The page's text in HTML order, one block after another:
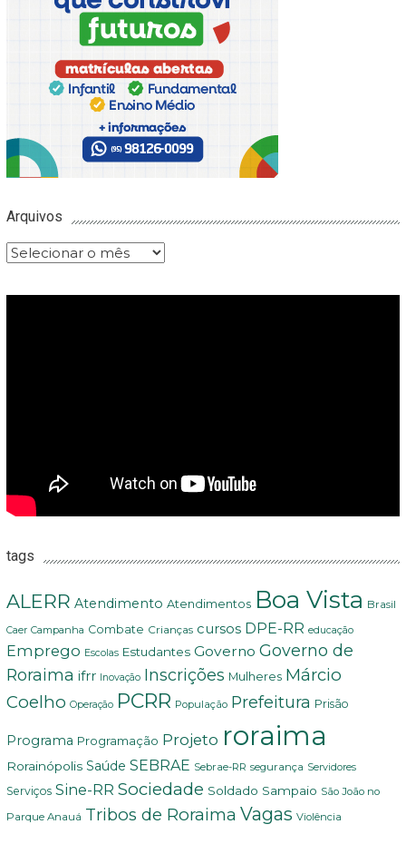
Arquivos
Arquivos
tags
ALERR Atendimento Atendimentos Boa Vista Brasil
Caer Campanha Combate Crianças cursos DPE-RR educação
Emprego Escolas Estudantes Governo Governo de
Roraima ifrr Inovação Inscrições Mulheres Márcio
Coelho Operação PCRR População Prefeitura Prisão
Programa Programação Projeto roraima
Rorainópolis Saúde SEBRAE Sebrae-RR segurança Servidores
Serviços Sine-RR Sociedade Soldado Sampaio São João no
Parque Anauá Tribos de Roraima Vagas Violência